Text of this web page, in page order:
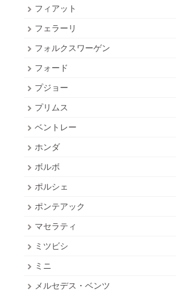
フィアット
フェラーリ
フォルクスワーゲン
フォード
プジョー
プリムス
ベントレー
ホンダ
ボルボ
ポルシェ
ポンテアック
マセラティ
ミツビシ
ミニ
メルセデス・ベンツ